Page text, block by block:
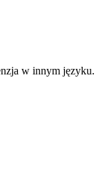
w innym języku.